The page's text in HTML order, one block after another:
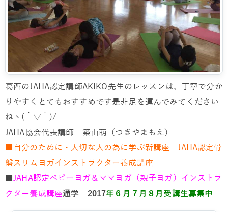
葛西のJAHA認定講師AKIKO先生のレッスンは、丁寧で分か
りやすくとてもおすすめです是非足を運んでみてください
ねヽ(´▽｀)/
JAHA協会代表講師 築山萌（つきやまもえ）
■自分のために・大切な人の為に学ぶ新講座 JAHA認定骨
盤スリムヨガインストラクター養成講座
■JAHA認定ベビーヨガ＆ママヨガ（親子ヨガ）インストラ
クター養成講座通学 2017年６月７月８月受講生募集中